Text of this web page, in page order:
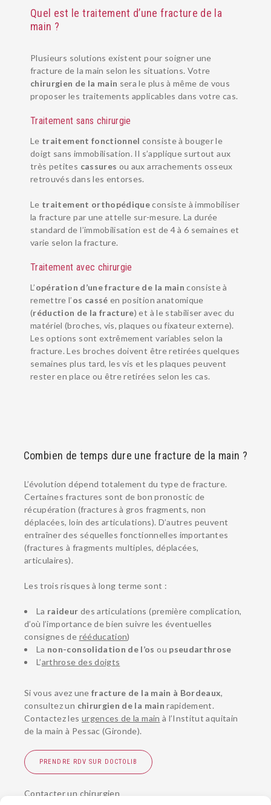
ANESTHÉSIE
Quel est le traitement d’une fracture de la
main ?
Plusieurs solutions existent pour soigner une
fracture de la main selon les situations. Votre
chirurgien de la main sera le plus à même de vous
proposer les traitements applicables dans votre cas.
Traitement sans chirurgie
Le traitement fonctionnel consiste à bouger le
doigt sans immobilisation. Il s’applique surtout aux
très petites cassures ou aux arrachements osseux
retrouvés dans les entorses.
Le traitement orthopédiqueconsiste à immobiliser
la fracture par une attelle sur-mesure. La durée
standard de l’immobilisation est de 4 à 6 semaines et
varie selon la fracture.
Traitement avec chirurgie
L’opération d’une fracture de la mainconsiste à
remettre l’os cassé en position anatomique
(réduction de la fracture) et à le stabiliser avec du
matériel (broches, vis, plaques ou fixateur externe).
Les options sont extrêmement variables selon la
fracture. Les broches doivent être retirées quelques
semaines plus tard, les vis et les plaques peuvent
rester en place ou être retirées selon les cas.
Combien de temps dure une fracture de la main ?
L’évolution dépend totalement du type de fracture.
Certaines fractures sont de bon pronostic de
récupération (fractures à gros fragments, non
déplacées, loin des articulations). D’autres peuvent
entraîner des séquelles fonctionnelles importantes
(fractures à fragments multiples, déplacées,
articulaires).
Les trois risques à long terme sont :
La raideur des articulations (première complication,
d’où l’importance de bien suivre les éventuelles
consignes de rééducation)
La non-consolidation de l’os ou pseudarthrose
L’arthrose des doigts
Si vous avez une fracture de la main à Bordeaux,
consultez un chirurgien de la main rapidement.
Contactez les urgences de la main à l’Institut aquitain
de la main à Pessac (Gironde).
PRENDRE RDV SUR DOCTOLIB
Contacter un chirurgien